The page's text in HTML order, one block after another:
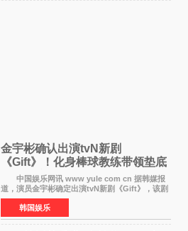
金宇彬确认出演tvN新剧
《Gift》！化身棒球教练带领垫底
球队逆袭
中国娱乐网讯 www yule com cn 据韩媒报
道，演员金宇彬确定出演tvN新剧《Gift》，该剧
预计将于下半年播出，引发观众高度期待。
本剧改编自同名网络漫画，讲述一位经历意外事
故后获得特殊
韩国娱乐